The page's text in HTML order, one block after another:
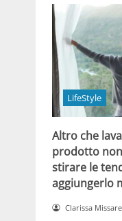
LifeStyle
Altro che
prodotto
stirare le
aggiungerlo
Clarissa